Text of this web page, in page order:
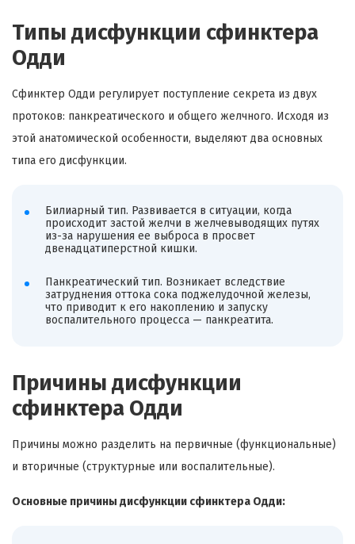
Типы дисфункции сфинктера
Одди
Сфинктер Одди регулирует поступление секрета из двух
протоков: панкреатического и общего желчного. Исходя из
этой анатомической особенности, выделяют два основных
типа его дисфункции.
Билиарный тип. Развивается в ситуации, когда
происходит застой желчи в желчевыводящих путях
из-за нарушения ее выброса в просвет
двенадцатиперстной кишки.
Панкреатический тип. Возникает вследствие
затруднения оттока сока поджелудочной железы,
что приводит к его накоплению и запуску
воспалительного процесса — панкреатита.
Причины дисфункции
сфинктера Одди
Причины можно разделить на первичные (функциональные)
и вторичные (структурные или воспалительные).
Основные причины дисфункции сфинктера Одди: